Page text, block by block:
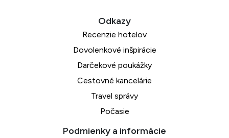
Recenzie hotelov
Dovolenkové inšpirácie
Darčekové poukážky
Cestovné kancelárie
Travel správy
Počasie